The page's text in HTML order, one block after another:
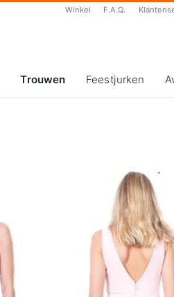
Winkel F.A.Q.
Trouwen Feestjurken